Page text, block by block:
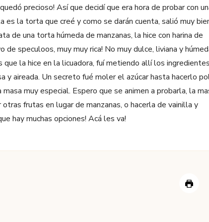
precioso! Así que decidí que era hora de probar con
la torta que creé y como se darán cuenta, salió muy
de una torta húmeda de manzanas, la hice con harina de
speculoos, muy muy rica! No muy dulce, liviana y
que la hice en la licuadora, fuí metiendo allí los
y aireada. Un secreto fué moler el azúcar hasta hacerlo
muy especial. Espero que se animen a probarla, la
frutas en lugar de manzanas, o hacerla de vainilla y
hay muchas opciones! Acá les va!